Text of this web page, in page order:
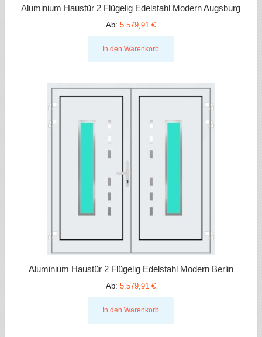
Aluminium Haustür 2 Flügelig Edelstahl Modern Augsburg
Ab:5.579,91 €
In den Warenkorb
Aluminium Haustür 2 Flügelig Edelstahl Modern Berlin
Ab:5.579,91 €
In den Warenkorb